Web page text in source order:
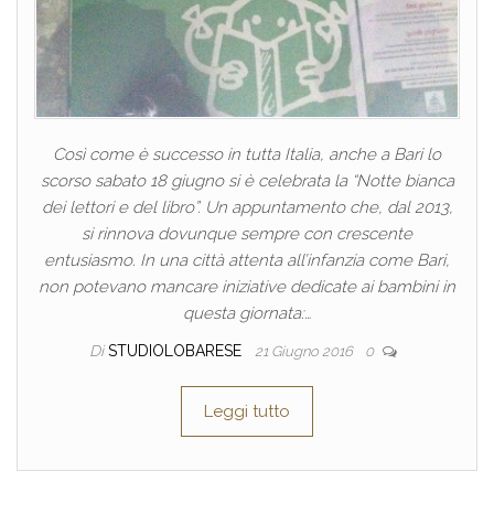
Così come è successo in tutta Italia, anche a Bari lo
scorso sabato 18 giugno si è celebrata la “Notte bianca
dei lettori e del libro”. Un appuntamento che, dal 2013,
si rinnova dovunque sempre con crescente
entusiasmo. In una città attenta all’infanzia come Bari,
non potevano mancare iniziative dedicate ai bambini in
questa giornata:…
Di STUDIOLOBARESE 21 Giugno 2016 0
Leggi tutto